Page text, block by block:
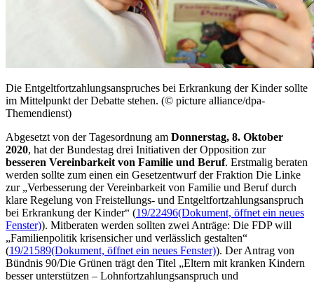
Die Entgeltfortzahlungsanspruches bei Erkrankung der Kinder sollte
im Mittelpunkt der Debatte stehen. (© picture alliance/dpa-
Themendienst)
Abgesetzt von der Tagesordnung am Donnerstag, 8. Oktober
2020, hat der Bundestag drei Initiativen der Opposition zur
besseren Vereinbarkeit von Familie und Beruf. Erstmalig beraten
werden sollte zum einen ein Gesetzentwurf der Fraktion Die Linke
zur „Verbesserung der Vereinbarkeit von Familie und Beruf durch
klare Regelung von Freistellungs- und Entgeltfortzahlungsanspruch
bei Erkrankung der Kinder“ (19/22496(Dokument, öffnet ein neues
Fenster)). Mitberaten werden sollten zwei Anträge: Die FDP will
„Familienpolitik krisensicher und verlässlich gestalten“
(19/21589(Dokument, öffnet ein neues Fenster)). Der Antrag von
Bündnis 90/Die Grünen trägt den Titel „Eltern mit kranken Kindern
besser unterstützen – Lohnfortzahlungsanspruch und